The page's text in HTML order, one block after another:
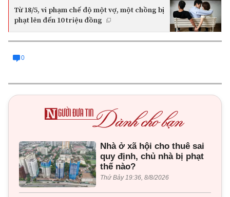
Từ 18/5, vi phạm chế độ một vợ, một chồng bị
phạt lên đến 10 triệu đồng
0
Nhà ở xã hội cho thuê sai
quy định, chủ nhà bị phạt
thế nào?
Thứ Bảy 19:36, 8/8/2026